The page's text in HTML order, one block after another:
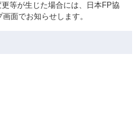
等が生じた場合には、日本FP協
面でお知らせします。